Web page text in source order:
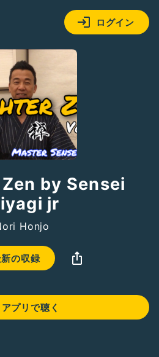
ログイン
by Sensei
jr
Honjo
の収録
アプリで聴く